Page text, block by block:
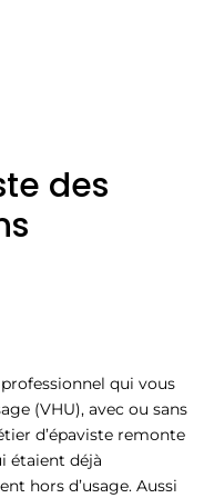
des
qui vous
(VHU), avec ou sans
d’épaviste remonte
étaient déjà
hors d’usage. Aussi